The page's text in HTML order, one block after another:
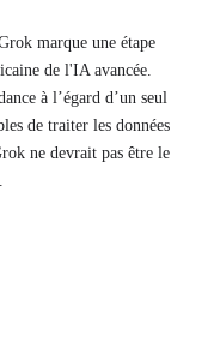
marque une étape
de l'IA avancée.
à l’égard d’un seul
de traiter les données
ne devrait pas être le